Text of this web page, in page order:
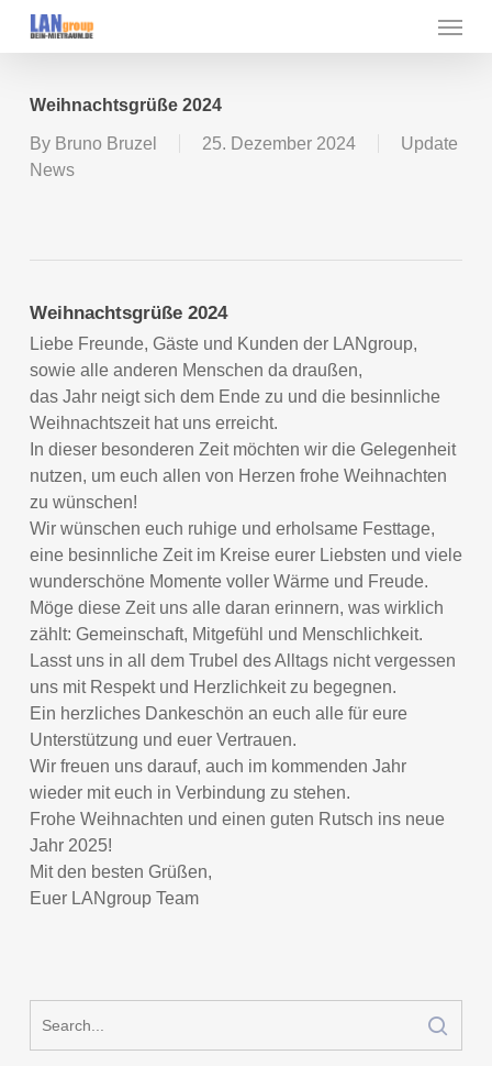
Skip
Menu
Weihnachtsgrüße 2024
By Bruno Bruzel 25. Dezember 2024
Update
News
Weihnachtsgrüße 2024
Liebe Freunde, Gäste und Kunden der LANgroup,
sowie alle anderen Menschen da draußen,
das Jahr neigt sich dem Ende zu und die besinnliche
Weihnachtszeit hat uns erreicht.
In dieser besonderen Zeit möchten wir die Gelegenheit
nutzen, um euch allen von Herzen frohe Weihnachten
zu wünschen!
Wir wünschen euch ruhige und erholsame Festtage,
eine besinnliche Zeit im Kreise eurer Liebsten und viele
wunderschöne Momente voller Wärme und Freude.
Möge diese Zeit uns alle daran erinnern, was wirklich
zählt: Gemeinschaft, Mitgefühl und Menschlichkeit.
Lasst uns in all dem Trubel des Alltags nicht vergessen
uns mit Respekt und Herzlichkeit zu begegnen.
Ein herzliches Dankeschön an euch alle für eure
Unterstützung und euer Vertrauen.
Wir freuen uns darauf, auch im kommenden Jahr
wieder mit euch in Verbindung zu stehen.
Frohe Weihnachten und einen guten Rutsch ins neue
Jahr 2025!
Mit den besten Grüßen,
Euer LANgroup Team